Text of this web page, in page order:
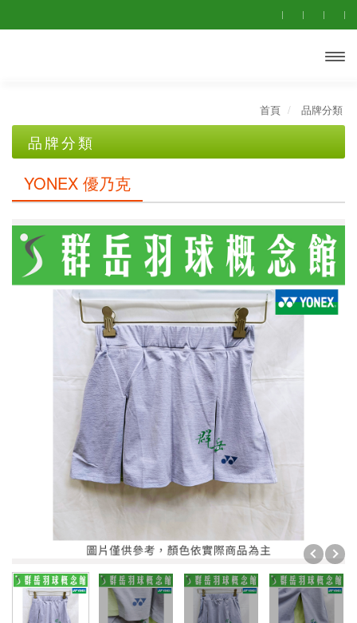
選單
首頁 品牌分類
品牌分類
群岳自有品牌
YONEX 優乃克
MIZUNO美津濃
MUELLER慕樂
YONEX 優乃克